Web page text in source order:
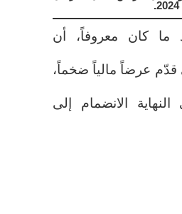
ما كان معروفاً، أن
قدّم عرضاً مالياً ضخماً،
الانضمام إلى